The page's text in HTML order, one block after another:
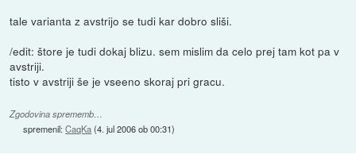
tale varianta z avstrijo se tudi kar dobro sliši.
/edit: štore je tudi dokaj blizu. sem mislim da celo prej tam kot pa v
avstriji.
tisto v avstriji še je vseeno skoraj pri gracu.
Zgodovina sprememb…
spremenil:CaqKa(4. jul 2006 ob 00:31)